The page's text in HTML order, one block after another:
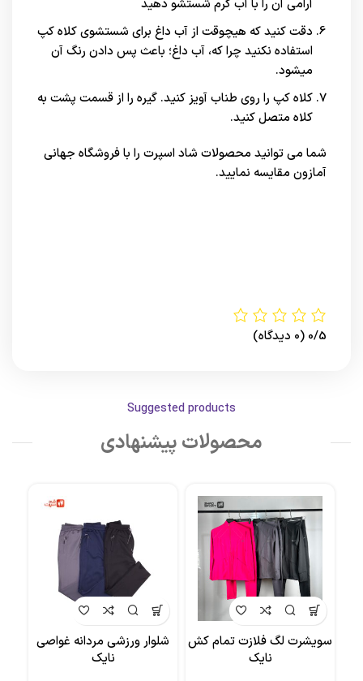
آرامی آن را با آب گرم شستشو دهید
دقت کنید که هیچوقت از آب داغ برای شستشوی کلاه کپ
استفاده نکنید چرا که، آب داغ؛ باعث پس دادن رنگ آن
میشود.
کلاه کپ را روی طناب آویز کنید. گیره را از قسمت پشت به
کلاه متصل کنید.
شما می توانید محصولات شاد اسپرت را با فروشگاه جهانی
آمازون مقایسه نمایید.
0/5 (0 دیدگاه)
Suggested products
محصولات پیشنهادی
سویشرت لگ فلازت تمام کش
نایک
شلوار ورزشی مردانه غواصی
نایک